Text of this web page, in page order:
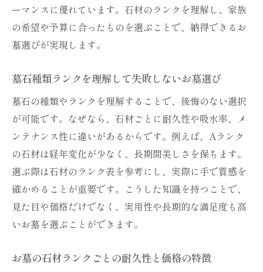
ーマンスに優れています。石材のランクを理解し、家族
の希望や予算に合ったものを選ぶことで、納得できるお
墓選びが実現します。
墓石種類ランクを理解して失敗しないお墓選び
墓石の種類やランクを理解することで、後悔のない選択
が可能です。なぜなら、石材ごとに耐久性や吸水率、メ
ンテナンス性に違いがあるからです。例えば、Aランク
の石材は経年変化が少なく、長期間美しさを保ちます。
選ぶ際は石材のランク表を参考にし、実際に手で質感を
確かめることが重要です。こうした知識を持つことで、
見た目や価格だけでなく、実用性や長期的な満足度も高
いお墓を選ぶことができます。
お墓の石材ランクごとの耐久性と価格の特徴